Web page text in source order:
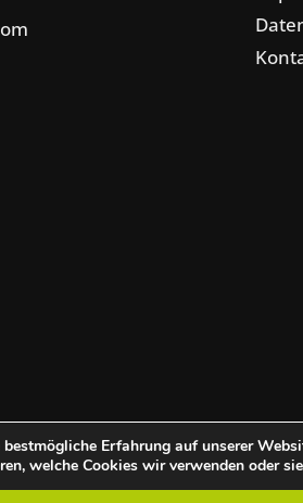
Impressum Presse
Erfahrung auf unserer
welche Cookies wir verwenden oder